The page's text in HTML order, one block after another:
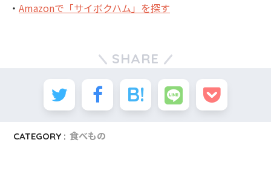
・ Amazonで「サイボクハム」を探す
SHARE
CATEGORY : 食べもの